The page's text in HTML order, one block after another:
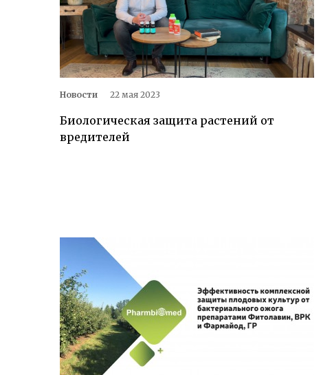
Новости 22 мая 2023
Биологическая защита растений от
вредителей